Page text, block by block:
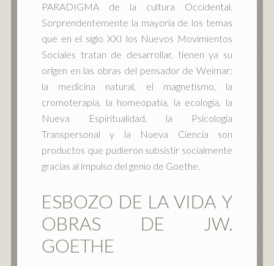
PARADIGMA de la cultura Occidental.
Sorprendentemente la mayoría de los temas
que en el siglo XXI los Nuevos Movimientos
Sociales tratan de desarrollar, tienen ya su
origen en las obras del pensador de Weimar:
la medicina natural, el magnetismo, la
cromoterapia, la homeopatía, la ecología, la
Nueva Espiritualidad, la Psicología
Transpersonal y la Nueva Ciencia son
productos que pudieron subsistir socialmente
gracias al impulso del genio de Goethe.
ESBOZO DE LA VIDA Y
OBRAS DE JW.
GOETHE